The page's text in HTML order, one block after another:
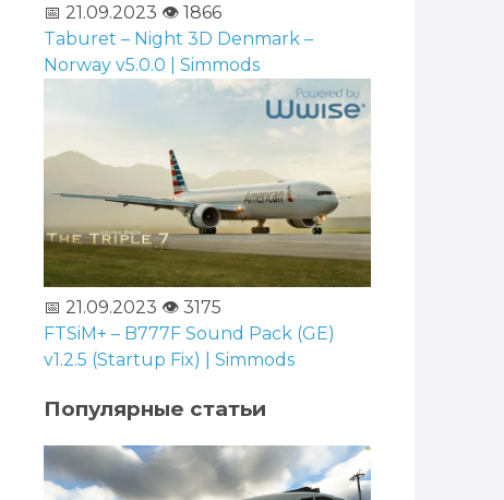
📅 21.09.2023 👁️ 1866
Taburet – Night 3D Denmark –
Norway v5.0.0 | Simmods
📅 21.09.2023 👁️ 3175
FTSiM+ – B777F Sound Pack (GE)
v1.2.5 (Startup Fix) | Simmods
Популярные статьи